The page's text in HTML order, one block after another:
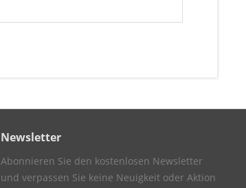
Newsletter
Abonnieren Sie den kostenlosen Newsletter
und verpassen Sie keine Neuigkeit oder Aktion